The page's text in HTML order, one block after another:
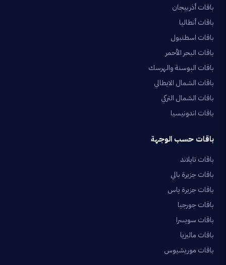
باقات أذربيجان
باقات أنطاليا
باقات اسطنبول
باقات البحر الأحمر
باقات البوسنة والهرسك
باقات الشمال الايطالي
باقات الشمال التركي
باقات اندونيسيا
باقات حسب الوجهة
باقات تايلاند
باقات جزيرة بالي
باقات جزيرة ياس
باقات جورجيا
باقات سويسرا
باقات ماليزيا
باقات موريشيوس